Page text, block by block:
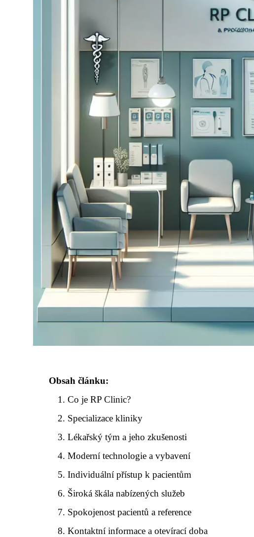
Obsah článku:
Co je RP Clinic?
Specializace kliniky
Lékařský tým a jeho zkušenosti
Moderní technologie a vybavení
Individuální přístup k pacientům
Široká škála nabízených služeb
Spokojenost pacientů a reference
Kontaktní informace a otevírací doba